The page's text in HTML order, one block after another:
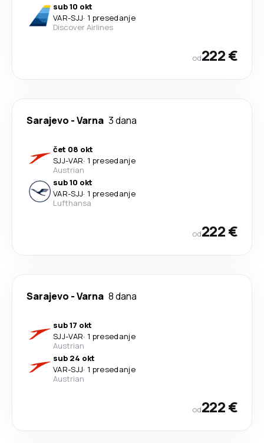
sub 10 okt
VAR-SJJ· 1 presedanje
Discover Airlines
od222 €
Sarajevo -Varna 3 dana
čet 08 okt
SJJ-VAR· 1 presedanje
Austrian
sub 10 okt
VAR-SJJ· 1 presedanje
Lufthansa
od222 €
Sarajevo -Varna 8 dana
sub 17 okt
SJJ-VAR· 1 presedanje
Austrian
sub 24 okt
VAR-SJJ· 1 presedanje
Austrian
od222 €